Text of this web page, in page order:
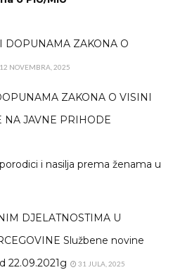
DOPUNAMA ZAKONA O
12 NOVEMBRA, 2025
ZAKONA O VISINI
NA JAVNE PRIHODE
i nasilja prema ženama u
DJELATNOSTIMA U
Službene novine
22.09.2021g
31 JULA, 2025